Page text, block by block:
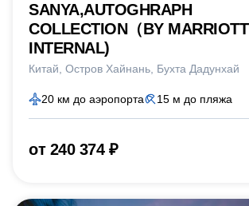
SANYA,AUTOGHRAPH
COLLECTION（BY MARRIOTT
INTERNAL)
Китай Остров Хайнань Бухта Дадунхай
20 км до аэропорта 15 м до пляжа
от 240 374 ₽